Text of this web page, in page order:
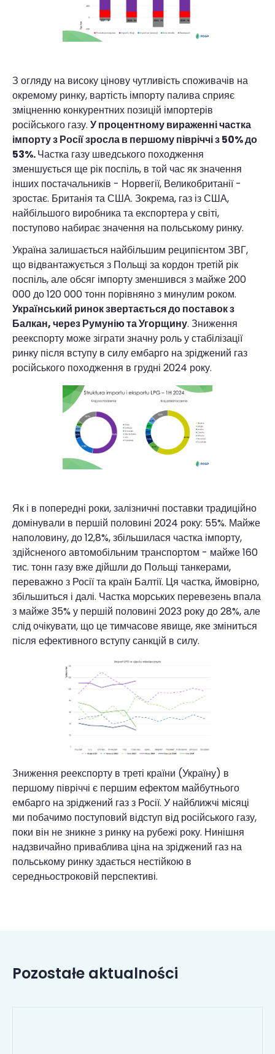
З огляду на високу цінову чутливість споживачів на
окремому ринку, вартість імпорту палива сприяє
зміцненню конкурентних позицій імпортерів
російського газу. У процентному вираженні частка
імпорту з Росії зросла в першому півріччі з 50% до
53%.Частка газу шведського походження
зменшується ще рік поспіль, в той час як значення
інших постачальників - Норвегії, Великобританії -
зростає. Британія та США. Зокрема, газ із США,
найбільшого виробника та експортера у світі,
поступово набирає значення на польському ринку.
Україна залишається найбільшим реципієнтом ЗВГ,
що відвантажується з Польщі за кордон третій рік
поспіль, але обсяг імпорту зменшився з майже 200
000 до 120 000 тонн порівняно з минулим роком.
Український ринок звертається до поставок з
Балкан, через Румунію та Угорщину. Зниження
реекспорту може зіграти значну роль у стабілізації
ринку після вступу в силу ембарго на зріджений газ
російського походження в грудні 2024 року.
Як і в попередні роки, залізничні поставки традиційно
домінували в першій половині 2024 року: 55%. Майже
наполовину, до 12,8%, збільшилася частка імпорту,
здійсненого автомобільним транспортом - майже 160
тис. тонн газу вже дійшли до Польщі танкерами,
переважно з Росії та країн Балтії. Ця частка, ймовірно,
збільшиться і далі. Частка морських перевезень впала
з майже 35% у першій половині 2023 року до 28%, але
слід очікувати, що це тимчасове явище, яке зміниться
після ефективного вступу санкцій в силу.
Зниження реекспорту в треті країни (Україну) в
першому півріччі є першим ефектом майбутнього
ембарго на зріджений газ з Росії. У найближчі місяці
ми побачимо поступовий відступ від російського газу,
поки він не зникне з ринку на рубежі року. Нинішня
надзвичайно приваблива ціна на зріджений газ на
польському ринку здається нестійкою в
середньостроковій перспективі.
Pozostałe aktualności